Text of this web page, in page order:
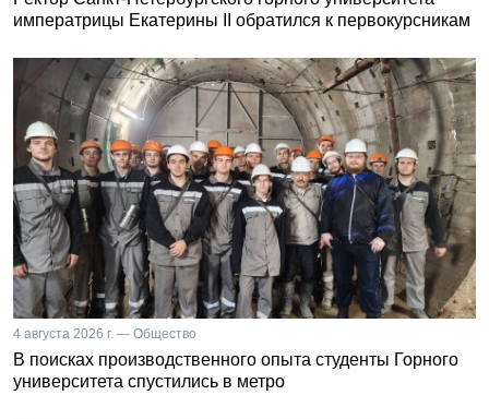
императрицы Екатерины II обратился к первокурсникам
4 августа 2026 г. — Общество
В поисках производственного опыта студенты Горного
университета спустились в метро